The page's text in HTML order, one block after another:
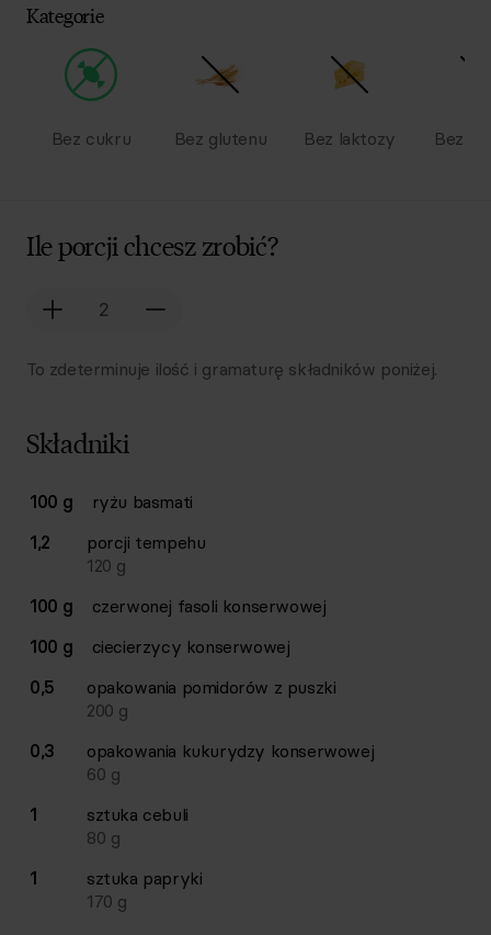
Kategorie
Bez cukru Bez glutenu Bez laktozy Bez
Ile porcji chcesz zrobić?
To zdeterminuje ilość i gramaturę składników poniżej.
Składniki
Lista składników przepisu z ilościami i wagami
Ilość Składnik
100 g
ryżu basmati
1,2
porcji tempehu
120 g
100 g
czerwonej fasoli konserwowej
100 g
ciecierzycy konserwowej
0,5
opakowania pomidorów z puszki
200 g
0,3
opakowania kukurydzy konserwowej
60 g
1
sztuka cebuli
80 g
1
sztuka papryki
170 g